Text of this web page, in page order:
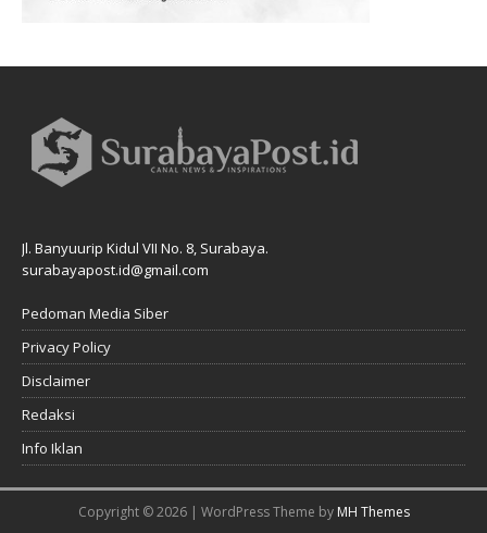
Jl. Banyuurip Kidul VII No. 8, Surabaya.
surabayapost.id@gmail.com
Pedoman Media Siber
Privacy Policy
Disclaimer
Redaksi
Info Iklan
Copyright © 2026 | WordPress Theme by MH Themes